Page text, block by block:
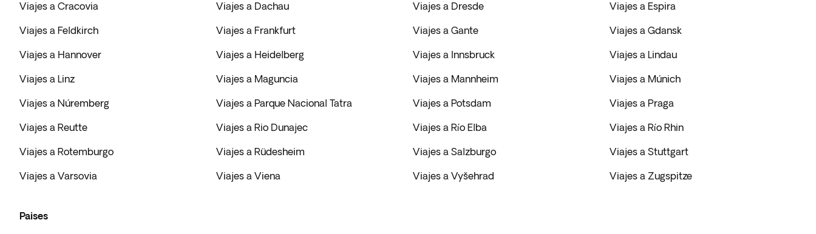
Viajes a Cracovia Viajes a Dachau Viajes a Dresde Viajes a Espira
Viajes a Feldkirch Viajes a Frankfurt Viajes a Gante Viajes a Gdansk
Viajes a Hannover Viajes a Heidelberg Viajes a Innsbruck Viajes a Lindau
Viajes a Linz Viajes a Maguncia Viajes a Mannheim Viajes a Múnich
Viajes a Núremberg Viajes a Parque Nacional Tatra Viajes a Potsdam Viajes a Praga
Viajes a Reutte Viajes a Rio Dunajec Viajes a Río Elba Viajes a Río Rhin
Viajes a Rotemburgo Viajes a Rüdesheim Viajes a Salzburgo Viajes a Stuttgart
Viajes a Varsovia Viajes a Viena Viajes a Vyšehrad Viajes a Zugspitze
Paises